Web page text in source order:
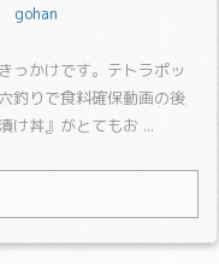
gohan
っかけです。 テトラポッ
釣りで食料確保動画の後
け丼』がとてもお ...